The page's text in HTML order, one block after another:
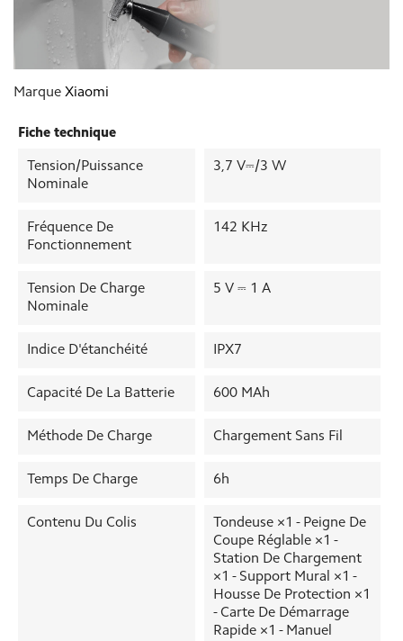
Marque Xiaomi
Fiche technique
Tension/puissance
Nominale
3,7 V⎓/3 W
Fréquence De
Fonctionnement
142 KHz
Tension De Charge
Nominale
5 V ⎓ 1 A
Indice D'étanchéité IPX7
Capacité De La Batterie 600 MAh
Méthode De Charge Chargement Sans Fil
Temps De Charge 6h
Contenu Du Colis
Tondeuse ×1 - Peigne De
Coupe Réglable ×1 -
Station De Chargement
×1 - Support Mural ×1 -
Housse De Protection ×1
- Carte De Démarrage
Rapide ×1 - Manuel